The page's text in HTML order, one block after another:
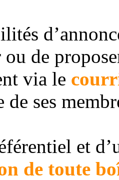
de
via le
de ses
et
de toute